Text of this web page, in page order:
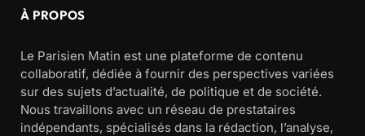
À PROPOS
Le Parisien Matin est une plateforme de contenu
collaboratif, dédiée à fournir des perspectives variées
sur des sujets d’actualité, de politique et de société.
Nous travaillons avec un réseau de prestataires
indépendants, spécialisés dans la rédaction, l’analyse,